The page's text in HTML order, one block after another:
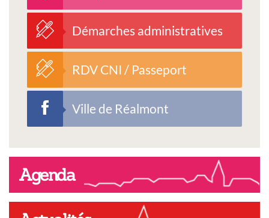
Démarches administratives
RDV CNI / Passeport
Ville de Réalmont
Agenda